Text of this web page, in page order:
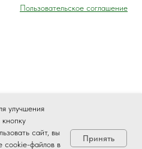
улучшения
сайт, вы
cookie-файлов в
Принять
Пользовательское соглашение